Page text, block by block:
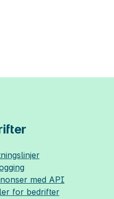
med API
for bedrifter